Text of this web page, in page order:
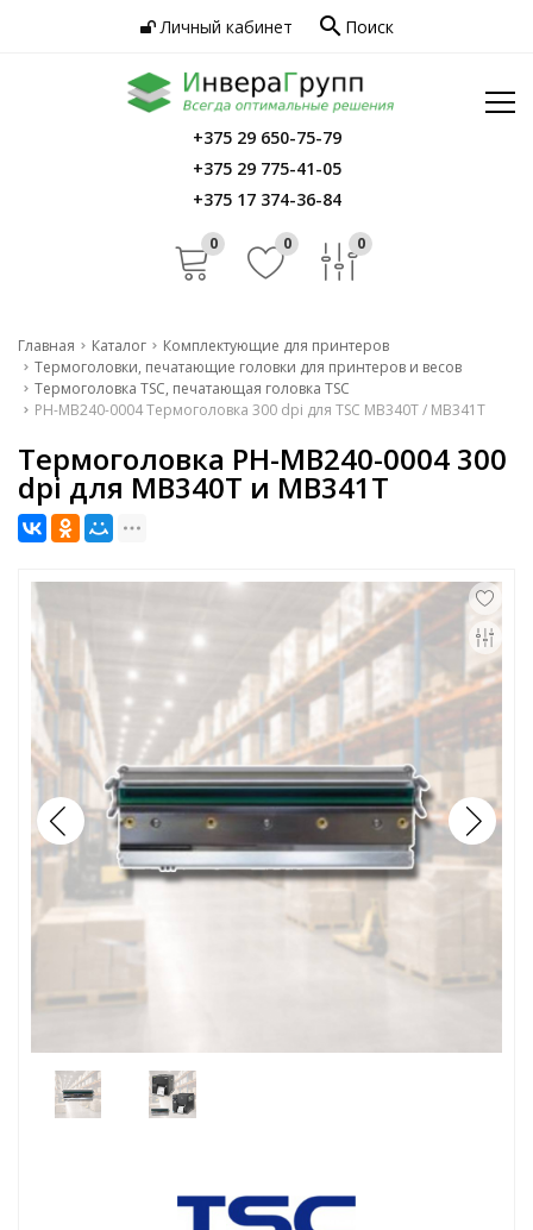
Личный кабинет search Поиск
Главная
Каталог
Услуги
Сервис
Инфо
+375 29 650-75-79
+375 29 775-41-05
+375 17 374-36-84
0 0 0
Главная Каталог
Комплектующие для принтеров
Термоголовки, печатающие головки для принтеров и весов
Термоголовка TSC, печатающая головка TSC
PH-MB240-0004 Термоголовка 300 dpi для TSC MB340T / MB341T
Термоголовка PH-MB240-0004 300
dpi для MB340T и MB341T
Услуги
Сервис
Инфо
Контакты